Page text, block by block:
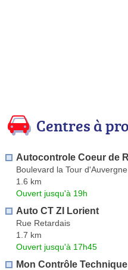
Centres à
Autocontrole Coeur de
Boulevard la Tour d'Auvergne
1.6 km
Ouvert jusqu'à 19h
Auto CT ZI Lorient
Rue Retardais
1.7 km
Ouvert jusqu'à 17h45
Mon Contrôle